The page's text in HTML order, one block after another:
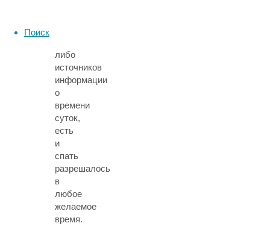
Поиск
либо
источников
информации
о
времени
суток,
есть
и
спать
разрешалось
в
любое
желаемое
время.